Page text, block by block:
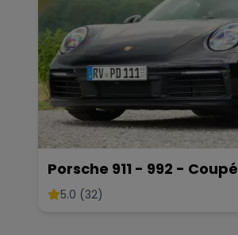
Porsche 911 - 992 - Coupé
5.0 (32)